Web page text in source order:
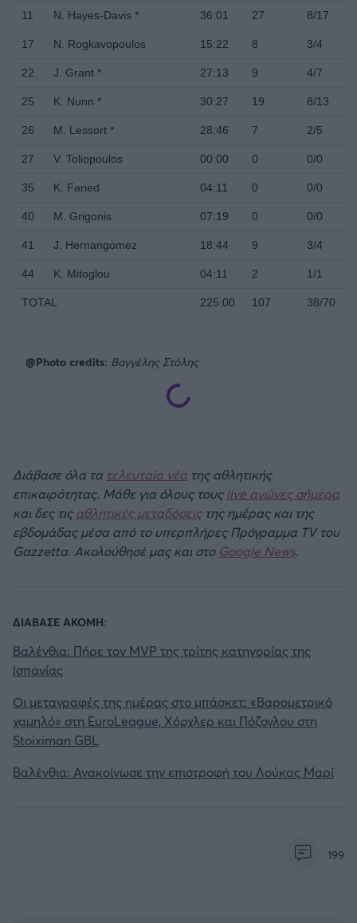
11 N. Hayes-Davis * 36:01 27 8/17
17 N. Rogkavopoulos 15:22 8 3/4
22 J. Grant * 27:13 9 4/7
25 K. Nunn * 30:27 19 8/13
26 M. Lessort * 28:46 7 2/5
27 V. Toliopoulos 00:00 0 0/0
35 K. Faried 04:11 0 0/0
40 M. Grigonis 07:19 0 0/0
41 J. Hernangomez 18:44 9 3/4
44 K. Mitoglou 04:11 2 1/1
TOTAL 225:00 107 38/70
@Photo credits: Βαγγέλης Στόλης
Διάβασε όλα τα τελευταία νέα της αθλητικής
επικαιρότητας. Μάθε για όλους τουςlive αγώνες σήμερα
και δες τιςαθλητικές μεταδόσειςτης ημέρας και της
εβδομάδας μέσα από το υπερπλήρες Πρόγραμμα TV του
Gazzetta. Ακολούθησέ μας και στο Google News.
ΔΙΑΒΑΣΕ ΑΚΟΜΗ:
Βαλένθια: Πήρε τον MVP της τρίτης κατηγορίας της
Ισπανίας
Οι μεταγραφές της ημέρας στο μπάσκετ: «Βαρομετρικό
χαμηλό» στη EuroLeague, Χόρχλερ και Πόζογλου στη
Stoiximan GBL
Βαλένθια: Ανακοίνωσε την επιστροφή του Λούκας Μαρί
199